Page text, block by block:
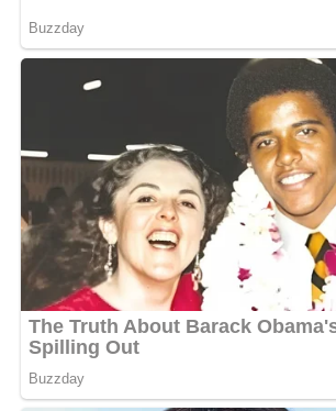
Rezept-Bewertung